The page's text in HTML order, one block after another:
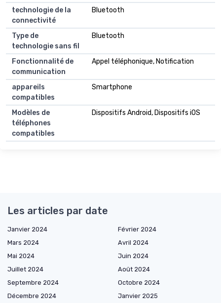
technologie de la
connectivité
Bluetooth
Type de
technologie sans fil
Bluetooth
Fonctionnalité de
communication
Appel téléphonique, Notification
appareils
compatibles
Smartphone
Modèles de
téléphones
compatibles
Dispositifs Android, Dispositifs iOS
Les articles par date
Janvier 2024
Février 2024
Mars 2024
Avril 2024
Mai 2024
Juin 2024
Juillet 2024
Août 2024
Septembre 2024
Octobre 2024
Décembre 2024
Janvier 2025